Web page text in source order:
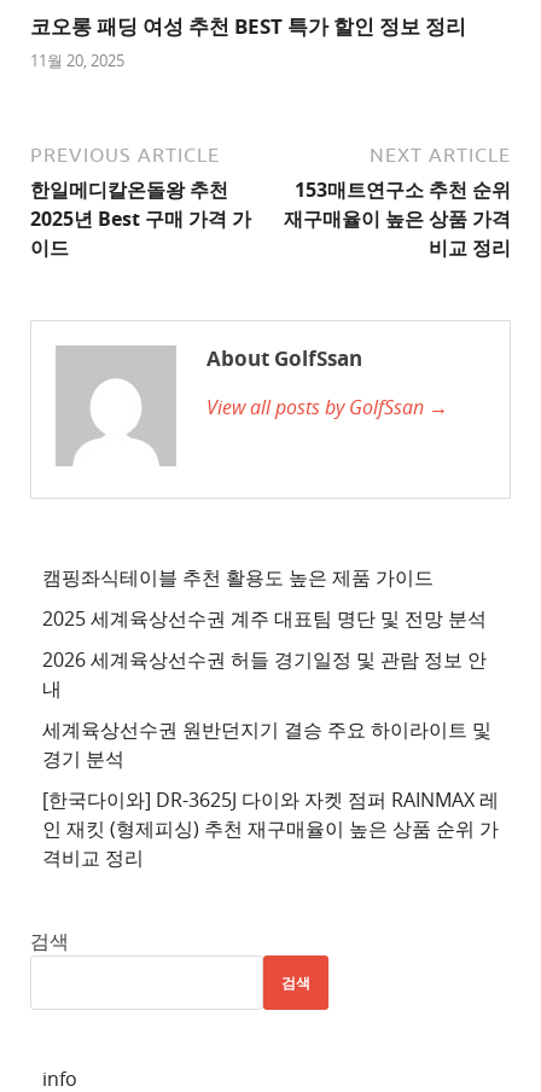
트
1
사
이
트
2
천
이
트
추
사
이
트
사
이
추
코오롱 패딩 여성 추천 BEST 특가 할인 정보 정리
11월 20, 2025
PREVIOUS ARTICLE
한일메디칼온돌왕 추천
2025년 Best 구매 가격 가
이드
NEXT ARTICLE
153매트연구소 추천 순위
재구매율이 높은 상품 가격
비교 정리
About GolfSsan
View all posts by GolfSsan →
캠핑좌식테이블 추천 활용도 높은 제품 가이드
2025 세계육상선수권 계주 대표팀 명단 및 전망 분석
2026 세계육상선수권 허들 경기일정 및 관람 정보 안
내
세계육상선수권 원반던지기 결승 주요 하이라이트 및
경기 분석
[한국다이와] DR-3625J 다이와 자켓 점퍼 RAINMAX 레
인 재킷 (형제피싱) 추천 재구매율이 높은 상품 순위 가
격비교 정리
검색
검색
info